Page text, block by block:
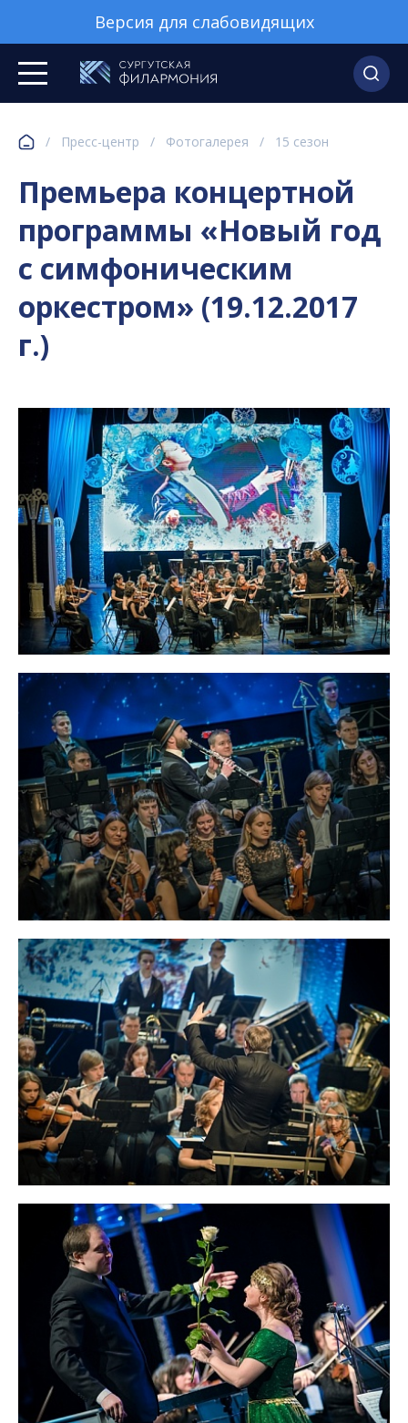
Версия для слабовидящих
/ Пресс-центр / Фотогалерея / 15 сезон
Премьера концертной
программы «Новый год
с симфоническим
оркестром» (19.12.2017
г.)